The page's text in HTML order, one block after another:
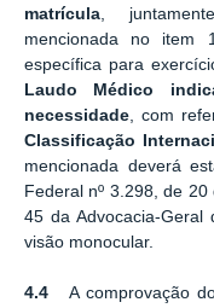
matrícula,
mencionada no item
específica para
Laudo Médico
necessidade, com
Classificação
mencionada deverá
Federal nº 3.298, de
45 da Advocacia-
visão monocular.
4.4A comprovação